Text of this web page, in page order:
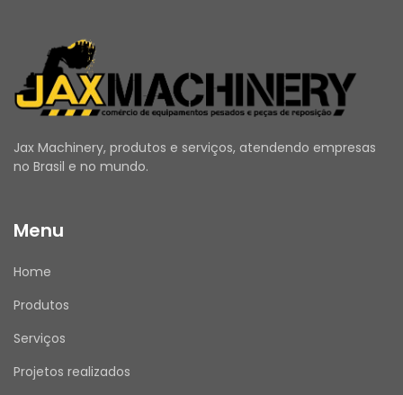
Jax Machinery, produtos e serviços, atendendo empresas
no Brasil e no mundo.
Menu
Home
Produtos
Serviços
Projetos realizados